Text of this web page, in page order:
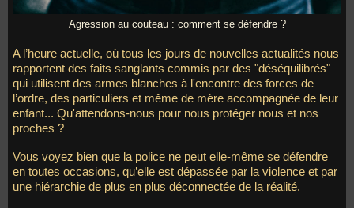
Agression au couteau : comment se défendre ?
A l’heure actuelle, où tous les jours de nouvelles actualités nous
rapportent des faits sanglants commis par des "déséquilibrés"
qui utilisent des armes blanches à l'encontre des forces de
l’ordre, des particuliers et même de mère accompagnée de leur
enfant... Qu'attendons-nous pour nous protéger nous et nos
proches ?
Vous voyez bien que la police ne peut elle-même se défendre
en toutes occasions, qu’elle est dépassée par la violence et par
une hiérarchie de plus en plus déconnectée de la réalité.